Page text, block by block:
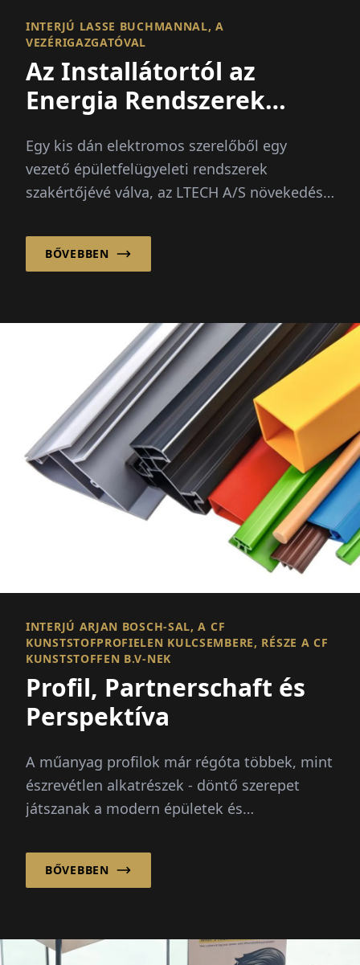
INTERJÚ LASSE BUCHMANNAL, A
VEZÉRIGAZGATÓVAL
Az Installátortól az
Energia Rendszerek
Egy kis dán elektromos szerelőből egy
vezető épületfelügyeleti rendszerek
szakértőjévé válva, az LTECH A/S növekedése
BŐVEBBEN
INTERJÚ ARJAN BOSCH-SAL, A CF
KUNSTSTOFPROFIELEN KULCSEMBERE, RÉSZE A CF
KUNSTSTOFFEN B.V-NEK
Profil, Partnerschaft és
Perspektíva
A műanyag profilok már régóta többek, mint
észrevétlen alkatrészek - döntő szerepet
játszanak a modern épületek és
kényelmében és tartósságában. CF...
BŐVEBBEN